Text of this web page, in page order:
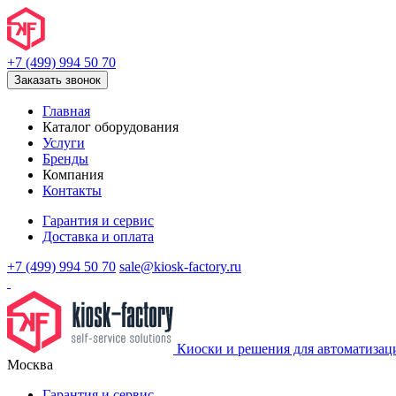
+7 (499) 994 50 70
Заказать звонок
Главная
Каталог оборудования
Услуги
Бренды
Компания
Контакты
Гарантия и сервис
Доставка и оплата
+7 (499) 994 50 70 sale@kiosk-factory.ru
Киоски и решения для
Москва